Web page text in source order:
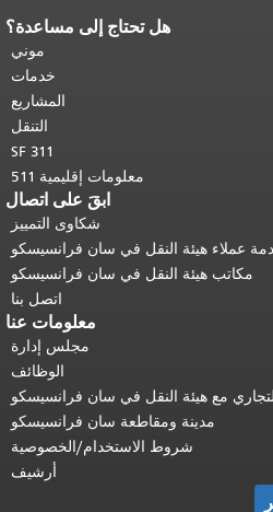
هل تحتاج إلى مساعدة؟
موني
خدمات
المشاريع
التنقل
SF 311
معلومات إقليمية 511
ابقَ على اتصال
شكاوى التمييز
عملاء هيئة النقل في سان فرانسيسكو
مكاتب هيئة النقل في سان فرانسيسكو
اتصل بنا
معلومات عنا
مجلس إدارة
الوظائف
مع هيئة النقل في سان فرانسيسكو
مدينة ومقاطعة سان فرانسيسكو
شروط الاستخدام/الخصوصية
أرشيف